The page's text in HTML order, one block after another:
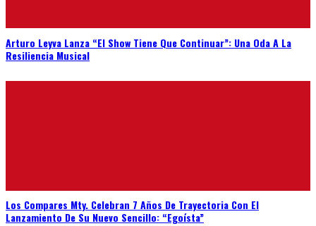
Arturo Leyva Lanza “El Show Tiene Que Continuar”: Una Oda A La
Resiliencia Musical
Los Compares Mty. Celebran 7 Años De Trayectoria Con El
Lanzamiento De Su Nuevo Sencillo: “Egoísta”